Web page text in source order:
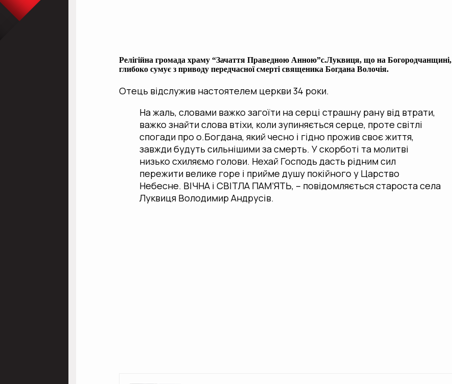
Релігійна громада храму “Зачаття Праведною Анною”с.Луквиця, що на Богородчанщині,
глибоко сумує з приводу передчасної смерті священика Богдана Волочія.
Отець відслужив настоятелем церкви 34 роки.
На жаль, словами важко загоїти на серці страшну рану від втрати,
важко знайти слова втіхи, коли зупиняється серце, проте світлі
спогади про о.Богдана, який чесно і гідно прожив своє життя,
завжди будуть сильнішими за смерть. У скорботі та молитві
низько схиляємо голови. Нехай Господь дасть рідним сил
пережити велике горе і прийме душу покійного у Царство
Небесне. ВІЧНА і СВІТЛА ПАМ’ЯТЬ, – повідомляється староста села
Луквиця Володимир Андрусів.